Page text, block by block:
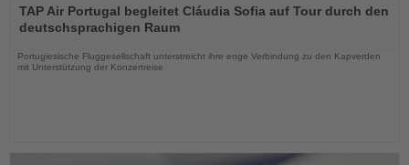
Sie
die
TAP Air Portugal begleitet Cláudia Sofia auf Tour durch den
deutschsprachigen Raum
Portugiesische Fluggesellschaft unterstreicht ihre enge Verbindung zu den Kapverden
mit Unterstützung der Konzertreise